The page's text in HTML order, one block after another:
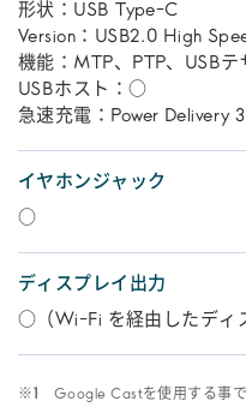
形状：USB Type-C
Version：USB2.0 High
機能：MTP、PTP、USBテ
USBホスト：○
急速充電：Power Delivery
イヤホンジャック
○
ディスプレイ出力
○（Wi-Fi を経由したディ
※1
Google Castを使用する事